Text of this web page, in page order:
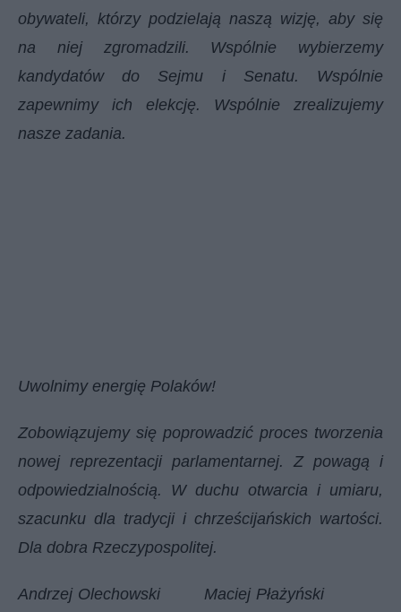
obywateli, którzy podzielają naszą wizję, aby się
na niej zgromadzili. Wspólnie wybierzemy
kandydatów do Sejmu i Senatu. Wspólnie
zapewnimy ich elekcję. Wspólnie zrealizujemy
nasze zadania.
Uwolnimy energię Polaków!
Zobowiązujemy się poprowadzić proces tworzenia
nowej reprezentacji parlamentarnej. Z powagą i
odpowiedzialnością. W duchu otwarcia i umiaru,
szacunku dla tradycji i chrześcijańskich wartości.
Dla dobra Rzeczypospolitej.
Andrzej Olechowski Maciej Płażyński